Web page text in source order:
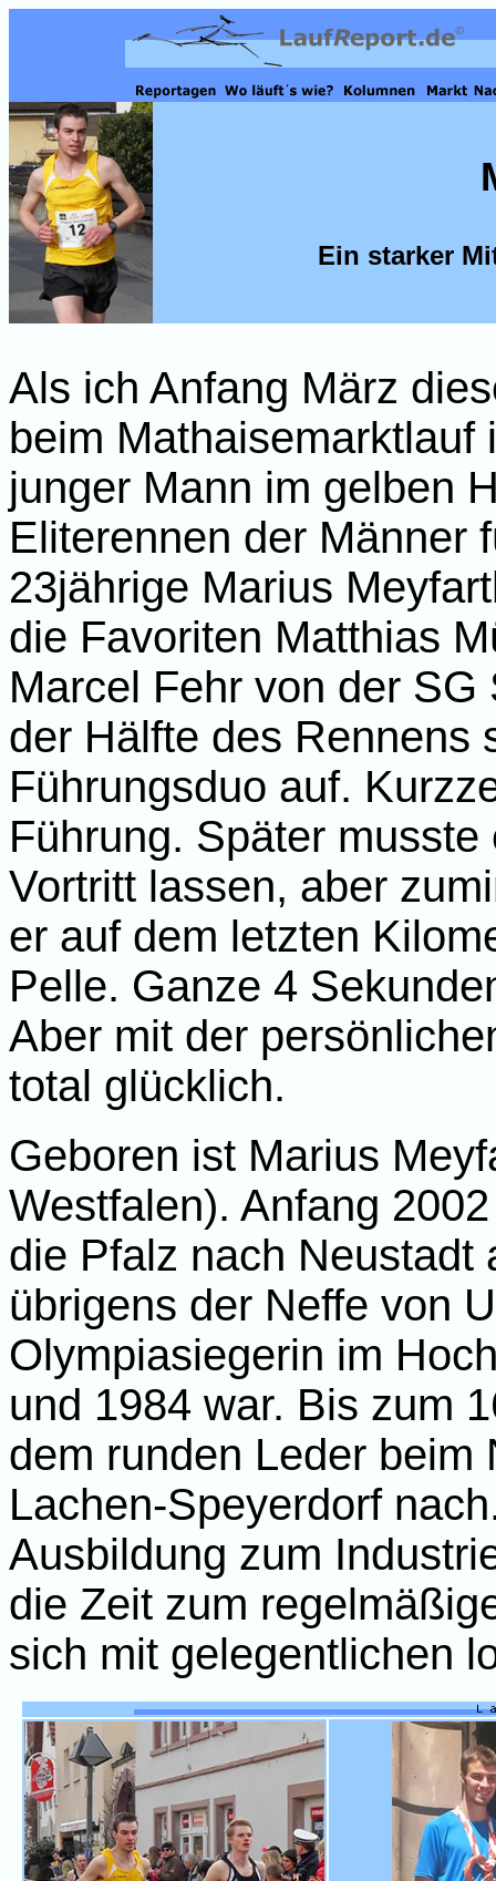
Ein starker
Als ich Anfang März
beim Mathaisemarktlauf
junger Mann im gelben
Eliterennen der Männer
23jährige Marius
die Favoriten Matthias
Marcel Fehr von der
der Hälfte des Rennens
Führungsduo auf.
Führung. Später
Vortritt lassen, aber
er auf dem letzten
Pelle. Ganze 4
Aber mit der
total glücklich.
Geboren ist Marius
Westfalen). Anfang
die Pfalz nach Neustadt
übrigens der Neffe von
Olympiasiegerin im
und 1984 war. Bis zum
dem runden Leder beim
Lachen-Speyerdorf
Ausbildung zum
die Zeit zum
sich mit gelegentlichen